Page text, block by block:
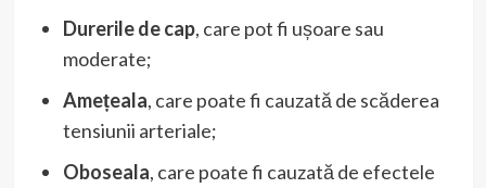
Durerile de cap, care pot fi ușoare sau
moderate;
Amețeala, care poate fi cauzată de scăderea
tensiunii arteriale;
Oboseala, care poate fi cauzată de efectele